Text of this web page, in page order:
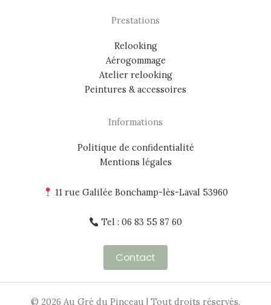
Prestations
Relooking
Aérogommage
Atelier relooking
Peintures & accessoires
Informations
Politique de confidentialité
Mentions légales
11 rue Galilée Bonchamp-lès-Laval 53960
Tel : 06 83 55 87 60
Contact
© 2026 Au Gré du Pinceau | Tout droits réservés.